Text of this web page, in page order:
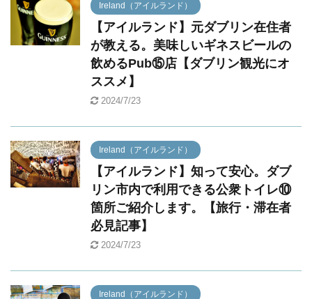
Ireland（アイルランド）
【アイルランド】元ダブリン在住者
が教える。美味しいギネスビールの
飲めるPub⑮店【ダブリン観光にオ
ススメ】
2024/7/23
Ireland（アイルランド）
【アイルランド】知って安心。ダブ
リン市内で利用できる公衆トイレ⑩
箇所ご紹介します。【旅行・滞在者
必見記事】
2024/7/23
Ireland（アイルランド）